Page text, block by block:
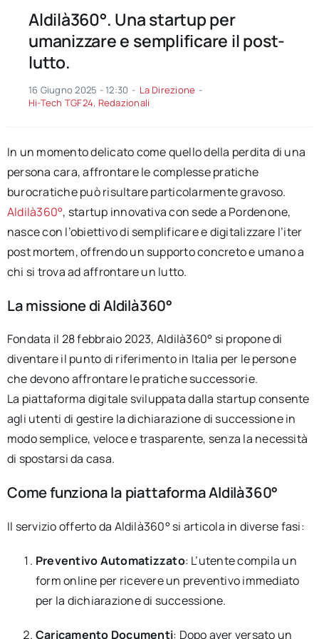
Aldilà360°. Una startup per
umanizzare e semplificare il post-
lutto.
16 Giugno 2025 - 12:30 - La Direzione -
Hi-Tech TGF24, Redazionali
In un momento delicato come quello della perdita di una
persona cara, affrontare le complesse pratiche
burocratiche può risultare particolarmente gravoso.
Aldilà360°, startup innovativa con sede a Pordenone,
nasce con l’obiettivo di semplificare e digitalizzare l’iter
post mortem, offrendo un supporto concreto e umano a
chi si trova ad affrontare un lutto.
La missione di Aldilà360°
Fondata il 28 febbraio 2023, Aldilà360° si propone di
diventare il punto di riferimento in Italia per le persone
che devono affrontare le pratiche successorie.
La piattaforma digitale sviluppata dalla startup consente
agli utenti di gestire la dichiarazione di successione in
modo semplice, veloce e trasparente, senza la necessità
di spostarsi da casa.
Come funziona la piattaforma Aldilà360°
Il servizio offerto da Aldilà360° si articola in diverse fasi:
Preventivo Automatizzato: L’utente compila un
form online per ricevere un preventivo immediato
per la dichiarazione di successione.
Caricamento Documenti: Dopo aver versato un